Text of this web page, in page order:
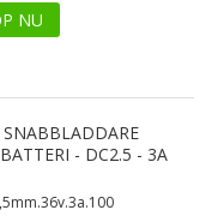
NU
- DC2.5 - 3A